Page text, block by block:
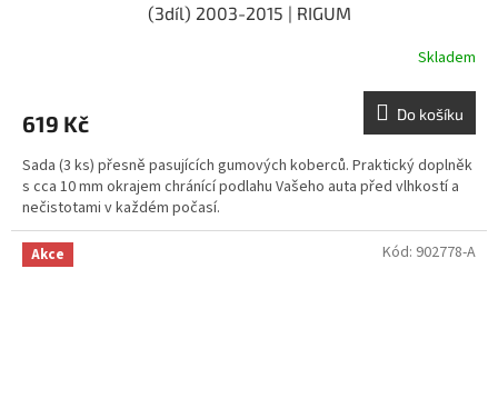
(3díl) 2003-2015 | RIGUM
Skladem
619 Kč Do košíku
Sada (3 ks) přesně pasujících gumových koberců. Praktický doplněk
s cca 10 mm okrajem chránící podlahu Vašeho auta před vlhkostí a
nečistotami v každém počasí.
Akce Kód: 902778-A